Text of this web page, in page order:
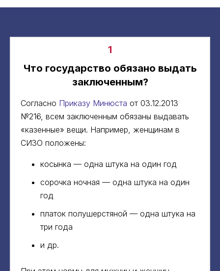
1
Что государство обязано выдать
заключенным?
Согласно Приказу Минюста от 03.12.2013
№216, всем заключенным обязаны выдавать
«казенные» вещи. Например, женщинам в
СИЗО положены:
косынка — одна штука на один год
сорочка ночная — одна штука на один
год
платок полушерстяной — одна штука на
три года
и др.